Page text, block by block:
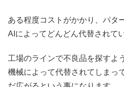
ある程度コストがかかり、パタ
AIによってどんどん代替されて
工場のラインで不良品を探すよ
機械によって代替されてしまっ